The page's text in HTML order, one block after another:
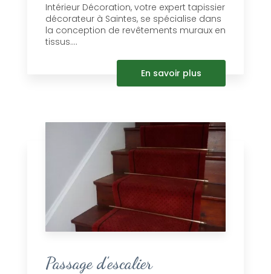
Intérieur Décoration, votre expert tapissier
décorateur à Saintes, se spécialise dans
la conception de revêtements muraux en
tissus....
En savoir plus
Passage d'escalier